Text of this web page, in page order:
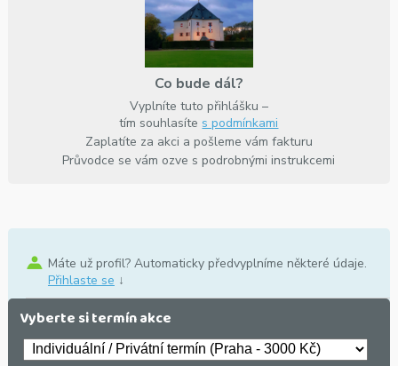
Co bude dál?
Vyplníte tuto přihlášku –
tím souhlasíte s podmínkami
Zaplatíte za akci a pošleme vám fakturu
Průvodce se vám ozve s podrobnými instrukcemi
Máte už profil? Automaticky předvyplníme některé údaje.
Přihlaste se ↓
Vyberte si termín akce